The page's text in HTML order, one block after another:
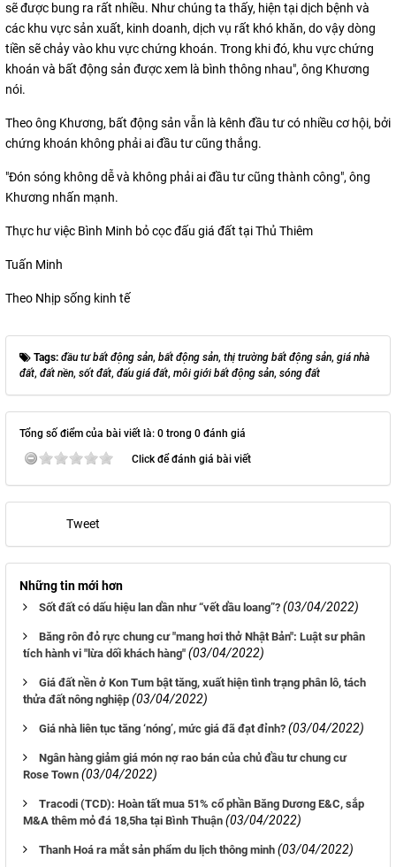
sẽ được bung ra rất nhiều. Như chúng ta thấy, hiện tại dịch bệnh và
các khu vực sản xuất, kinh doanh, dịch vụ rất khó khăn, do vậy dòng
tiền sẽ chảy vào khu vực chứng khoán. Trong khi đó, khu vực chứng
khoán và bất động sản được xem là bình thông nhau", ông Khương
nói.
Theo ông Khương, bất động sản vẫn là kênh đầu tư có nhiều cơ hội, bởi
chứng khoán không phải ai đầu tư cũng thắng.
"Đón sóng không dễ và không phải ai đầu tư cũng thành công", ông
Khương nhấn mạnh.
Thực hư việc Bình Minh bỏ cọc đấu giá đất tại Thủ Thiêm
Tuấn Minh
Theo Nhịp sống kinh tế
Tags: đầu tư bất động sản, bất động sản, thị trường bất động sản, giá nhà
đất, đất nền, sốt đất, đấu giá đất, môi giới bất động sản, sóng đất
Tổng số điểm của bài viết là: 0 trong 0 đánh giá
Click để đánh giá bài viết
Tweet
Những tin mới hơn
Sốt đất có dấu hiệu lan dần như “vết dầu loang”? (03/04/2022)
Băng rôn đỏ rực chung cư "mang hơi thở Nhật Bản": Luật sư phân
tích hành vi "lừa dối khách hàng" (03/04/2022)
Giá đất nền ở Kon Tum bật tăng, xuất hiện tình trạng phân lô, tách
thửa đất nông nghiệp (03/04/2022)
Giá nhà liên tục tăng ‘nóng’, mức giá đã đạt đỉnh? (03/04/2022)
Ngân hàng giảm giá món nợ rao bán của chủ đầu tư chung cư
Rose Town (03/04/2022)
Tracodi (TCD): Hoàn tất mua 51% cổ phần Băng Dương E&C, sắp
M&A thêm mỏ đá 18,5ha tại Bình Thuận (03/04/2022)
Thanh Hoá ra mắt sản phẩm du lịch thông minh (03/04/2022)